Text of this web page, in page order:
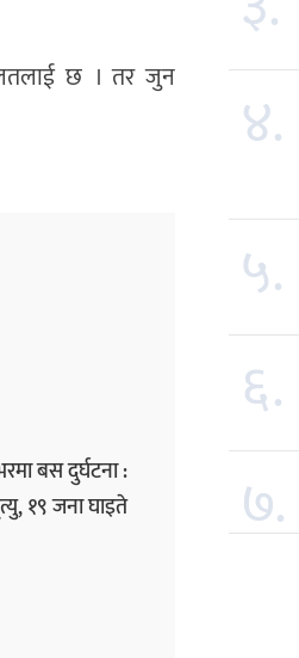
छ । तर जुन
बस दुर्घटना :
१९ जना घाइते
४.
५.
६.
७.